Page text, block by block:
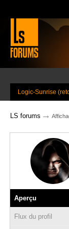
Logic-Sunrise
LS forums →
Aperçu
Flux du profil